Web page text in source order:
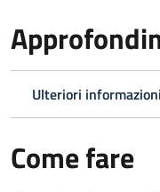
Ulteriori informazioni
Come fare